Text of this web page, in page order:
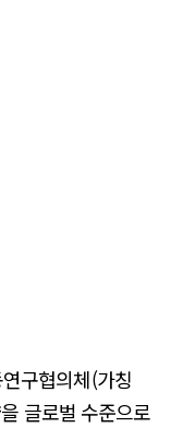
구협의체(가칭
글로벌 수준으로